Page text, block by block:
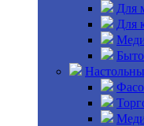
Для
Для